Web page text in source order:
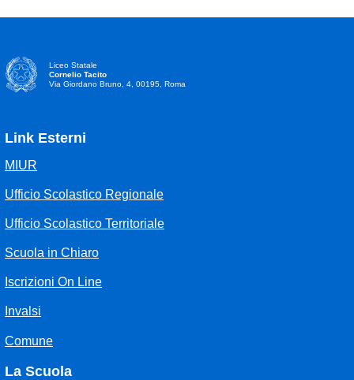
Liceo Statale
Cornelio Tacito
Via Giordano Bruno, 4, 00195, Roma
Link Esterni
MIUR
Ufficio Scolastico Regionale
Ufficio Scolastico Territoriale
Scuola in Chiaro
Iscrizioni On Line
Invalsi
Comune
La Scuola